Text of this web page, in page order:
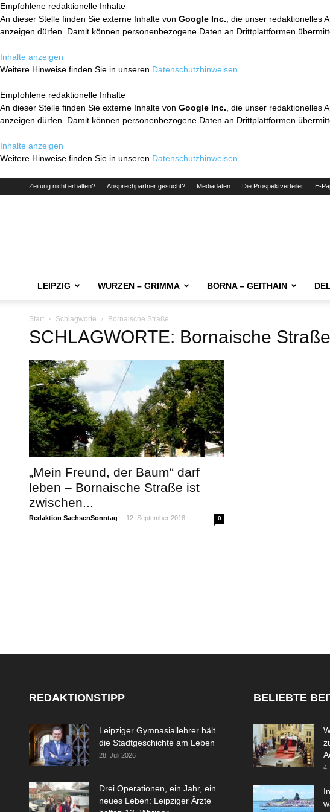
Empfohlene redaktionelle Inhalte
An dieser Stelle finden Sie externe Inhalte von Google Inc. , die unser redaktionelles
anzeigen dürfen. Damit können personenbezogene Daten an Drittplattformen
Inhalte anzeigen
Weitere Hinweise finden Sie in unseren Datenschutzhinweisen
Empfohlene redaktionelle Inhalte
An dieser Stelle finden Sie externe Inhalte von Google Inc. , die unser redaktionelles
anzeigen dürfen. Damit können personenbezogene Daten an Drittplattformen
Inhalte anzeigen
Weitere Hinweise finden Sie in unseren Datenschutzhinweisen
Zeitung nicht erhalten? Ansprechpartner gesucht? Mediadaten Die Prospektverteiler E-
LEIPZIG WURZEN – GRIMMA BORNA – GEITHAIN
Start Schlagworte Bornaische Straße
SCHLAGWORTE: Bornaische Straße
„Mein Freund, der Baum“ darf
leben – Bornaische Straße ist
zwischen...
Redaktion SachsenSonntag - 12. September 2018 0
REDAKTIONSTIPP
Leipziger Gymnasiallehrer hält
die Stadtgeschichte am Leben
28. Juli 2026
Drei Operationen, ein Jahr, ein
neues Leben: Leipziger Ärzte
BELIEBTE
4.